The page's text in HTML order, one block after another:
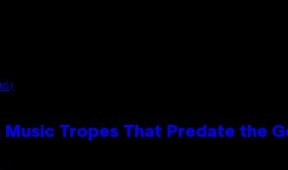
Tropes That Predate the